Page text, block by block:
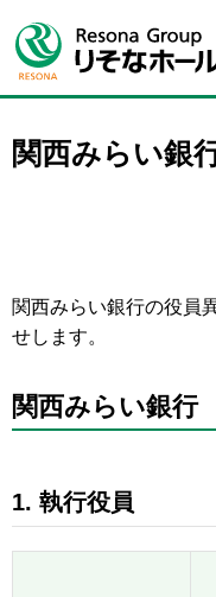
関西みらい銀
関西みらい銀行の役員
せします。
関西みらい銀行
1. 執行役員